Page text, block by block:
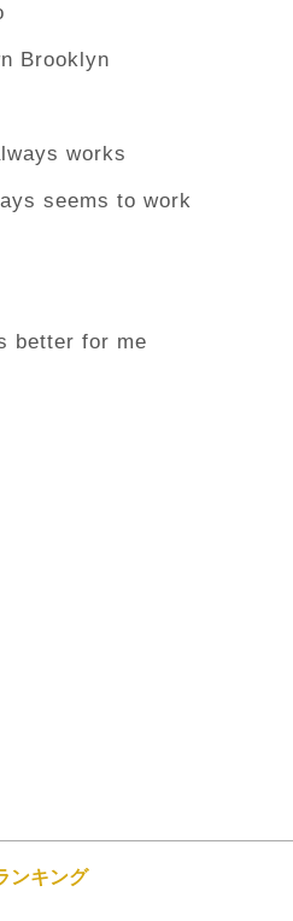
Brooklyn
works
seems to work
better for me
ンキング